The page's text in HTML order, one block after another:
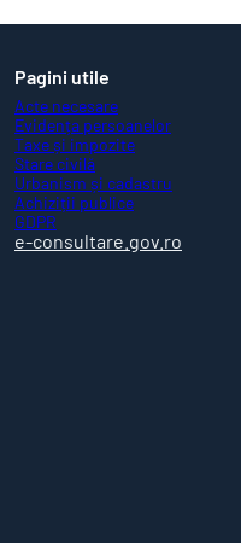
Pagini utile
Acte necesare
Evidența persoanelor
Taxe și impozite
Stare civilă
Urbanism și cadastru
Achiziții publice
GDPR
e-consultare.gov.ro